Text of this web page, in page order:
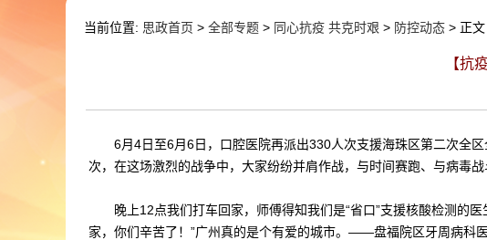
当前位置: 思政首页 > 全部专题 > 同心抗疫 共克时艰 > 防控动态 > 正文
【抗
6月4日至6月6日，口腔医院再派出330人次支援海珠区第二次全
次，在这场激烈的战争中，大家纷纷并肩作战，与时间赛跑、与病毒战
晚上12点我们打车回家，师傅得知我们是“省口”支援核酸检测的
家，你们辛苦了！”广州真的是个有爱的城市。——盘福院区牙周病科